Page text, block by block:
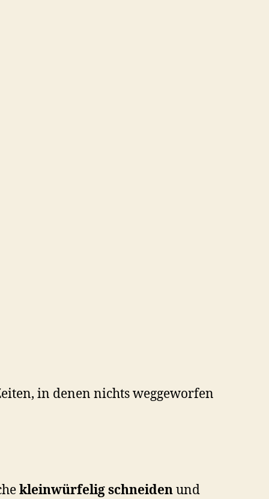
in denen nichts weggeworfen
kleinwürfelig schneidenund